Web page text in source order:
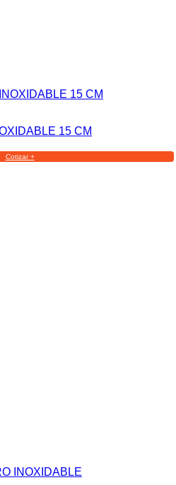
15 CM
Cotizar +